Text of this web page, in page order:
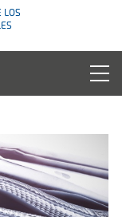
LOS